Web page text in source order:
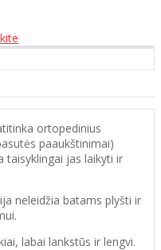
ortopedinius
paaukštinimai)
taisyklingai jas laikyti ir
neleidžia batams plyšti ir
labai lankstūs ir lengvi.